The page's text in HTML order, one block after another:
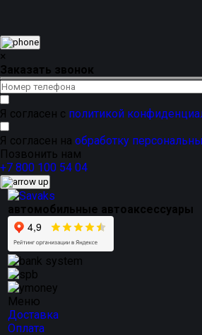
×
Заказать звонок
Я согласен с политикой
Я согласен на обработку
Позвонить нам
+7 800 100 54 04
автомобильные автоаксессуары
Меню
Доставка
Оплата